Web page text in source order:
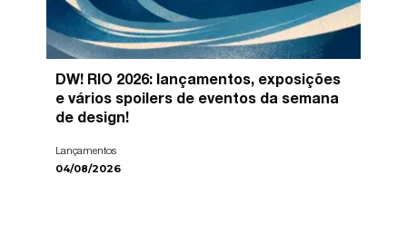
DW! RIO 2026: lançamentos, exposições
e vários spoilers de eventos da semana
de design!
Lançamentos
04/08/2026